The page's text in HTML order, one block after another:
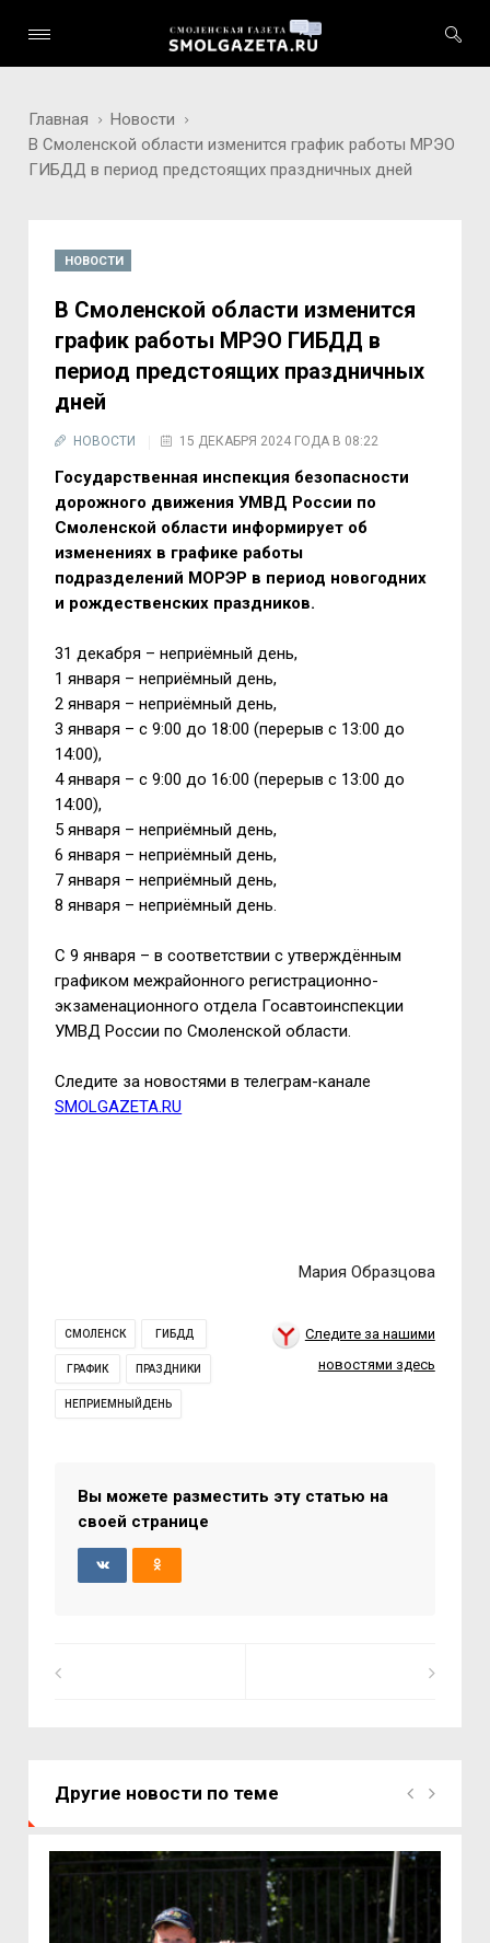
Главная
Новости
В Смоленской области изменится график работы МРЭО
ГИБДД в период предстоящих праздничных дней
НОВОСТИ
В Смоленской области изменится
график работы МРЭО ГИБДД в
период предстоящих праздничных
дней
НОВОСТИ 15 ДЕКАБРЯ 2024 ГОДА В 08:22
Государственная инспекция безопасности
дорожного движения УМВД России по
Смоленской области информирует об
изменениях в графике работы
подразделений МОРЭР в период новогодних
и рождественских праздников.
31 декабря – неприёмный день,
1 января – неприёмный день,
2 января – неприёмный день,
3 января – с 9:00 до 18:00 (перерыв с 13:00 до
14:00),
4 января – с 9:00 до 16:00 (перерыв с 13:00 до
14:00),
5 января – неприёмный день,
6 января – неприёмный день,
7 января – неприёмный день,
8 января – неприёмный день.
С 9 января – в соответствии с утверждённым
графиком межрайонного регистрационно-
экзаменационного отдела Госавтоинспекции
УМВД России по Смоленской области.
Следите за новостями в телеграм-канале
SMOLGAZETA.RU
Мария Образцова
СМОЛЕНСК ГИБДД
ГРАФИК ПРАЗДНИКИ
НЕПРИЕМНЫЙДЕНЬ
Следите за нашими
новостями здесь
Вы можете разместить эту статью на
своей странице
Другие новости по теме